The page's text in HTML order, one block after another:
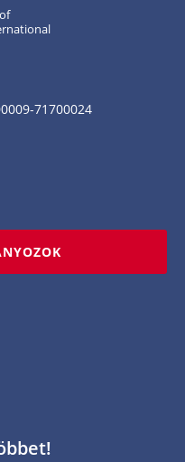
71700024